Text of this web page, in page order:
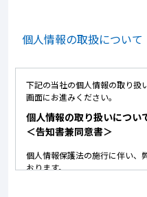
個人情報の取扱について
下記の当社の個人情報の取り扱
画面にお進みください。
個人情報の取り扱いについ
＜告知書兼同意書＞
個人情報保護法の施行に伴い、
おります。